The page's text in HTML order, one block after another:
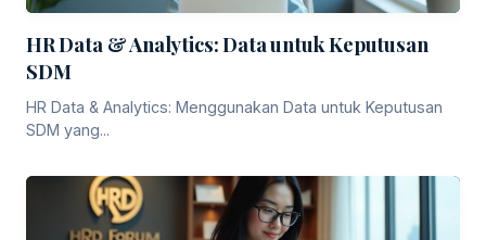
HR Data & Analytics: Data untuk Keputusan
SDM
HR Data & Analytics: Menggunakan Data untuk Keputusan
SDM yang...